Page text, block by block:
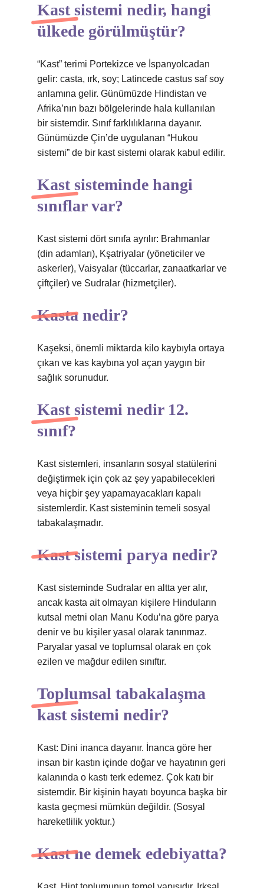
Kast sistemi nedir, hangi
ülkede görülmüştür?
“Kast” terimi Portekizce ve İspanyolcadan
gelir: casta, ırk, soy; Latincede castus saf soy
anlamına gelir. Günümüzde Hindistan ve
Afrika’nın bazı bölgelerinde hala kullanılan
bir sistemdir. Sınıf farklılıklarına dayanır.
Günümüzde Çin’de uygulanan “Hukou
sistemi” de bir kast sistemi olarak kabul edilir.
Kast sisteminde hangi
sınıflar var?
Kast sistemi dört sınıfa ayrılır: Brahmanlar
(din adamları), Kşatriyalar (yöneticiler ve
askerler), Vaisyalar (tüccarlar, zanaatkarlar ve
çiftçiler) ve Sudralar (hizmetçiler).
Kasta nedir?
Kaşeksi, önemli miktarda kilo kaybıyla ortaya
çıkan ve kas kaybına yol açan yaygın bir
sağlık sorunudur.
Kast sistemi nedir 12.
sınıf?
Kast sistemleri, insanların sosyal statülerini
değiştirmek için çok az şey yapabilecekleri
veya hiçbir şey yapamayacakları kapalı
sistemlerdir. Kast sisteminin temeli sosyal
tabakalaşmadır.
Kast sistemi parya nedir?
Kast sisteminde Sudralar en altta yer alır,
ancak kasta ait olmayan kişilere Hinduların
kutsal metni olan Manu Kodu’na göre parya
denir ve bu kişiler yasal olarak tanınmaz.
Paryalar yasal ve toplumsal olarak en çok
ezilen ve mağdur edilen sınıftır.
Toplumsal tabakalaşma
kast sistemi nedir?
Kast: Dini inanca dayanır. İnanca göre her
insan bir kastın içinde doğar ve hayatının geri
kalanında o kastı terk edemez. Çok katı bir
sistemdir. Bir kişinin hayatı boyunca başka bir
kasta geçmesi mümkün değildir. (Sosyal
hareketlilik yoktur.)
Kast ne demek edebiyatta?